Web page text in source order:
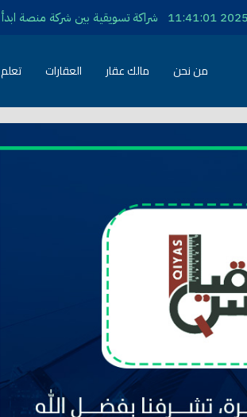
من نحن مالك عقار العقارات تعلم